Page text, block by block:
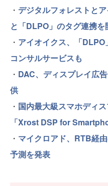
・ デジタルフォレストと
と「DLPO」のタグ連携を
・ アイオイクス、「
コンサルサービスも
・ DAC、ディスプレイ広
供
・ 国内最大級スマホディ
「Xrost DSP for
・ マイクロアド、RTB経
予測を発表